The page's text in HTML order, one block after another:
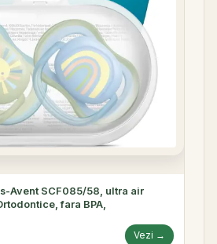
Avent SCF085/58, ultra air
fara BPA,
Vezi →